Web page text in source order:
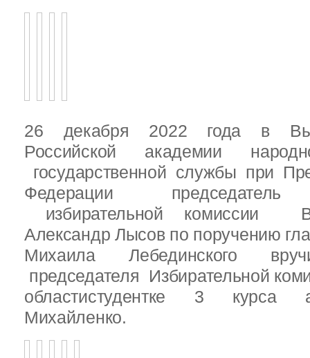
26 декабря 2022 года в
Российской академии
государственной службы при
Федерации председатель
избирательной комиссии
Александр Лысов по поручению
Михаила Лебединского
председателя Избирательной
областистудентке 3 курса
Михайленко.